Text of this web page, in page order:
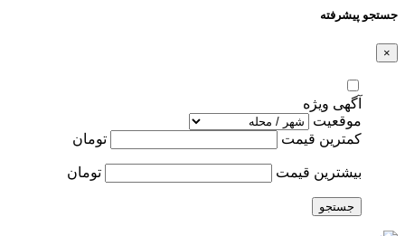
جستجو پیشرفته
×
آگهی ویژه
موقعیت
کمترین قیمت
تومان
بیشترین قیمت تومان
جستجو